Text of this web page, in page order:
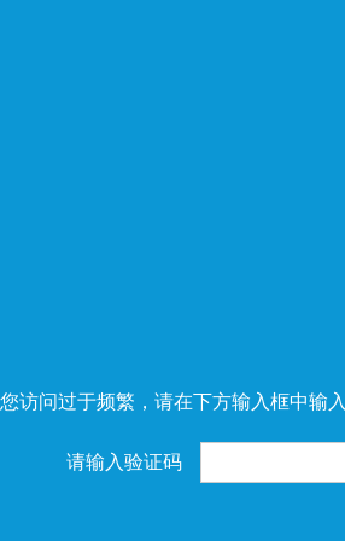
访问过于频繁，请在下方输入框中输入
请输入验证码